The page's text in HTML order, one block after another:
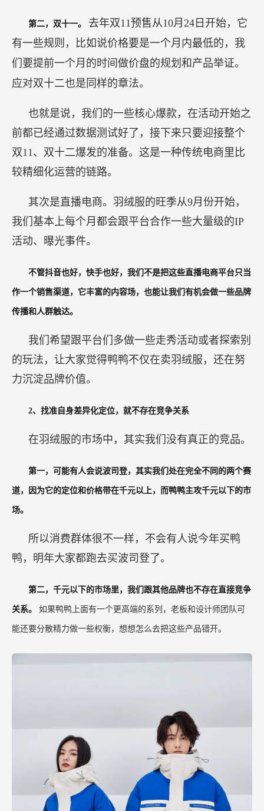
第二，双十一。 去年双11预售从10月24日开始，它
有一些规则，比如说价格要是一个月内最低的，我
们要提前一个月的时间做价盘的规划和产品举证。
应对双十二也是同样的章法。
也就是说，我们的一些核心爆款，在活动开始之
前都已经通过数据测试好了，接下来只要迎接整个
双11、双十二爆发的准备。这是一种传统电商里比
较精细化运营的链路。
其次是直播电商。羽绒服的旺季从9月份开始，
我们基本上每个月都会跟平台合作一些大量级的IP
活动、曝光事件。
不管抖音也好，快手也好，我们不是把这些直播电商平台只当
作一个销售渠道，它丰富的内容场，也能让我们有机会做一些品牌
传播和人群触达。
我们希望跟平台们多做一些走秀活动或者探索别
的玩法，让大家觉得鸭鸭不仅在卖羽绒服，还在努
力沉淀品牌价值。
2、找准自身差异化定位，就不存在竞争关系
在羽绒服的市场中，其实我们没有真正的竞品。
第一，可能有人会说波司登，其实我们处在完全不同的两个赛
道，因为它的定位和价格带在千元以上，而鸭鸭主攻千元以下的市
场。
所以消费群体很不一样，不会有人说今年买鸭
鸭，明年大家都跑去买波司登了。
第二，千元以下的市场里，我们跟其他品牌也不存在直接竞争
关系。 如果鸭鸭上面有一个更高端的系列，老板和设计师团队可
能还要分散精力做一些权衡，想想怎么去把这些产品错开。